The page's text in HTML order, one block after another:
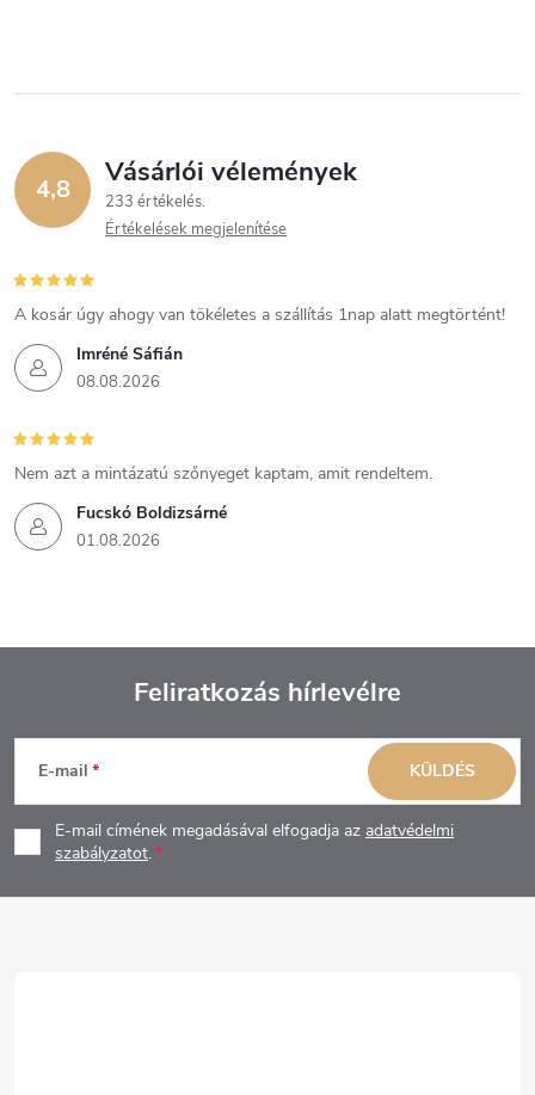
4,8 Vásárlói vélemények
233 értékelés
Értékelések megjelenítése
Imréné Sáfián
08.08.2026
A kosár úgy ahogy van tökéletes a szállítás 1nap alatt megtörtént!
Fucskó Boldizsárné
01.08.2026
Nem azt a mintázatú szőnyeget kaptam, amit rendeltem.
L
á
b
Feliratkozás hírlevélre
E-mail
E-mail címének megadásával elfogadja az adatvédelmi
szabályzatot.
KÜLDÉS